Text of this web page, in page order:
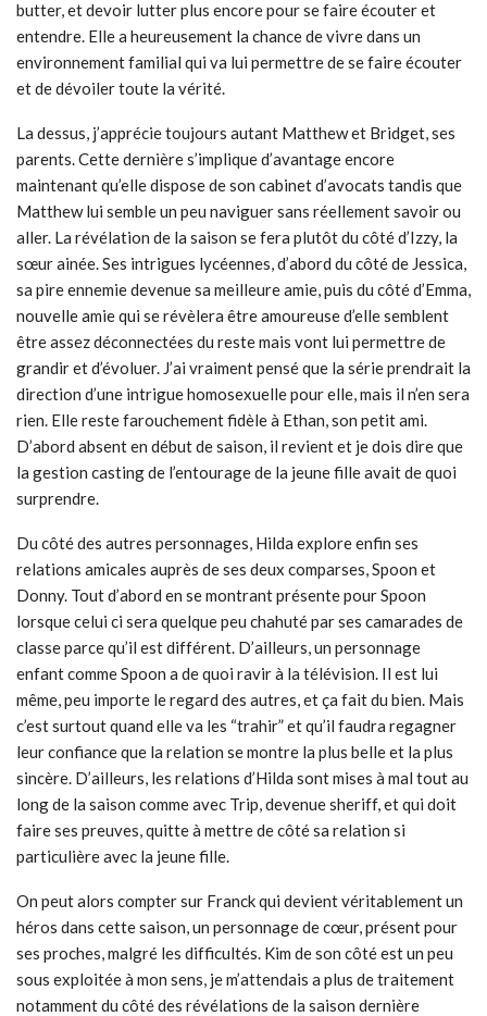
butter, et devoir lutter plus encore pour se faire écouter et
entendre. Elle a heureusement la chance de vivre dans un
environnement familial qui va lui permettre de se faire écouter
et de dévoiler toute la vérité.
La dessus, j’apprécie toujours autant Matthew et Bridget, ses
parents. Cette dernière s’implique d’avantage encore
maintenant qu’elle dispose de son cabinet d’avocats tandis que
Matthew lui semble un peu naviguer sans réellement savoir ou
aller. La révélation de la saison se fera plutôt du côté d’Izzy, la
sœur ainée. Ses intrigues lycéennes, d’abord du côté de Jessica,
sa pire ennemie devenue sa meilleure amie, puis du côté d’Emma,
nouvelle amie qui se révèlera être amoureuse d’elle semblent
être assez déconnectées du reste mais vont lui permettre de
grandir et d’évoluer. J’ai vraiment pensé que la série prendrait la
direction d’une intrigue homosexuelle pour elle, mais il n’en sera
rien. Elle reste farouchement fidèle à Ethan, son petit ami.
D’abord absent en début de saison, il revient et je dois dire que
la gestion casting de l’entourage de la jeune fille avait de quoi
surprendre.
Du côté des autres personnages, Hilda explore enfin ses
relations amicales auprès de ses deux comparses, Spoon et
Donny. Tout d’abord en se montrant présente pour Spoon
lorsque celui ci sera quelque peu chahuté par ses camarades de
classe parce qu’il est différent. D’ailleurs, un personnage
enfant comme Spoon a de quoi ravir à la télévision. Il est lui
même, peu importe le regard des autres, et ça fait du bien. Mais
c’est surtout quand elle va les “trahir” et qu’il faudra regagner
leur confiance que la relation se montre la plus belle et la plus
sincère. D’ailleurs, les relations d’Hilda sont mises à mal tout au
long de la saison comme avec Trip, devenue sheriff, et qui doit
faire ses preuves, quitte à mettre de côté sa relation si
particulière avec la jeune fille.
On peut alors compter sur Franck qui devient véritablement un
héros dans cette saison, un personnage de cœur, présent pour
ses proches, malgré les difficultés. Kim de son côté est un peu
sous exploitée à mon sens, je m’attendais a plus de traitement
notamment du côté des révélations de la saison dernière